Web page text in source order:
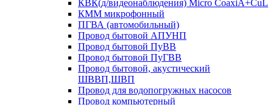
КВК(д/видеонаблюдения) Micro CoaxiA+CuL
КММ микрофонный
ПГВА (автомобильный)
Провод бытовой АПУНП
Провод бытовой ПуВВ
Провод бытовой ПуГВВ
Провод бытовой, акустический
ШВВП,ШВП
Провод для водопогружных насосов
Провод компьютерный